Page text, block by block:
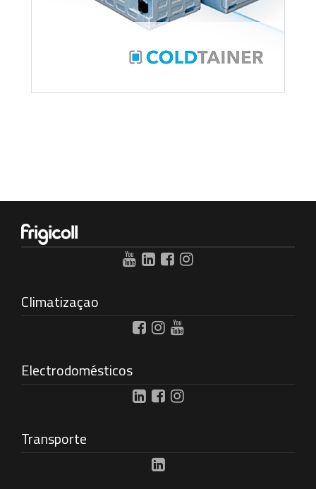
Climatizaçao
Electrodomésticos
Transporte